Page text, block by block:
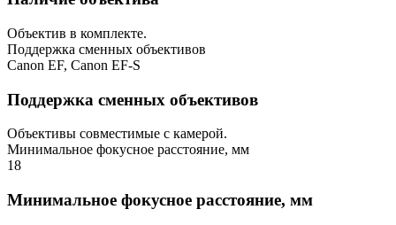
Объектив в комплекте.
Поддержка сменных объективов
Canon EF, Canon EF-S
Поддержка сменных объективов
Объективы совместимые с камерой.
Минимальное фокусное расстояние, мм
18
Минимальное фокусное расстояние, мм